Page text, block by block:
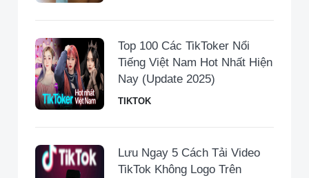
Top 100 Các TikToker Nổi
Tiếng Việt Nam Hot Nhất Hiện
Nay (Update 2025)
TIKTOK
Lưu Ngay 5 Cách Tải Video
TikTok Không Logo Trên